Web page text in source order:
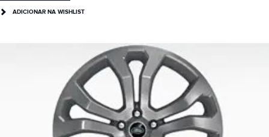
ADICIONAR NA WISHLIST